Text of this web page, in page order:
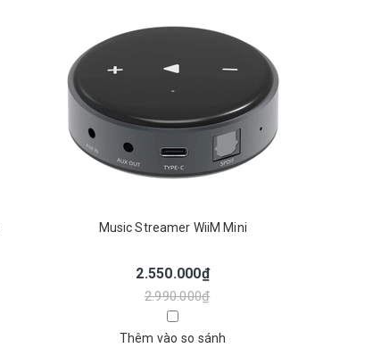
Music Streamer WiiM Mini
2.550.000₫
2.990.000₫
Thêm vào so sánh